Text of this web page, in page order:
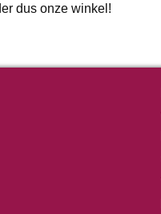
dus onze winkel!